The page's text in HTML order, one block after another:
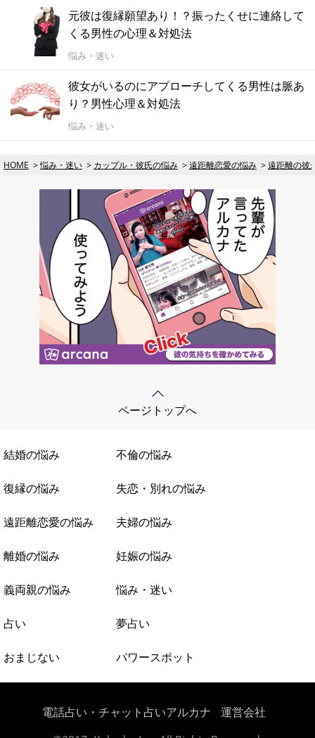
元彼は復縁願望あり！？振ったくせに連絡して
くる男性の心理＆対処法
悩み・迷い
彼女がいるのにアプローチしてくる男性は脈あ
り？男性心理＆対処法
悩み・迷い
HOME 悩み・迷い カップル・彼氏の悩み 遠距離恋愛の悩み 遠距離の彼
ページトップへ
結婚の悩み 不倫の悩み
復縁の悩み 失恋・別れの悩み
遠距離恋愛の悩み 夫婦の悩み
離婚の悩み 妊娠の悩み
義両親の悩み 悩み・迷い
占い 夢占い
おまじない パワースポット
電話占い・チャット占いアルカナ
運営会社